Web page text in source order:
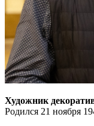
Художник
Родился 21 ноября